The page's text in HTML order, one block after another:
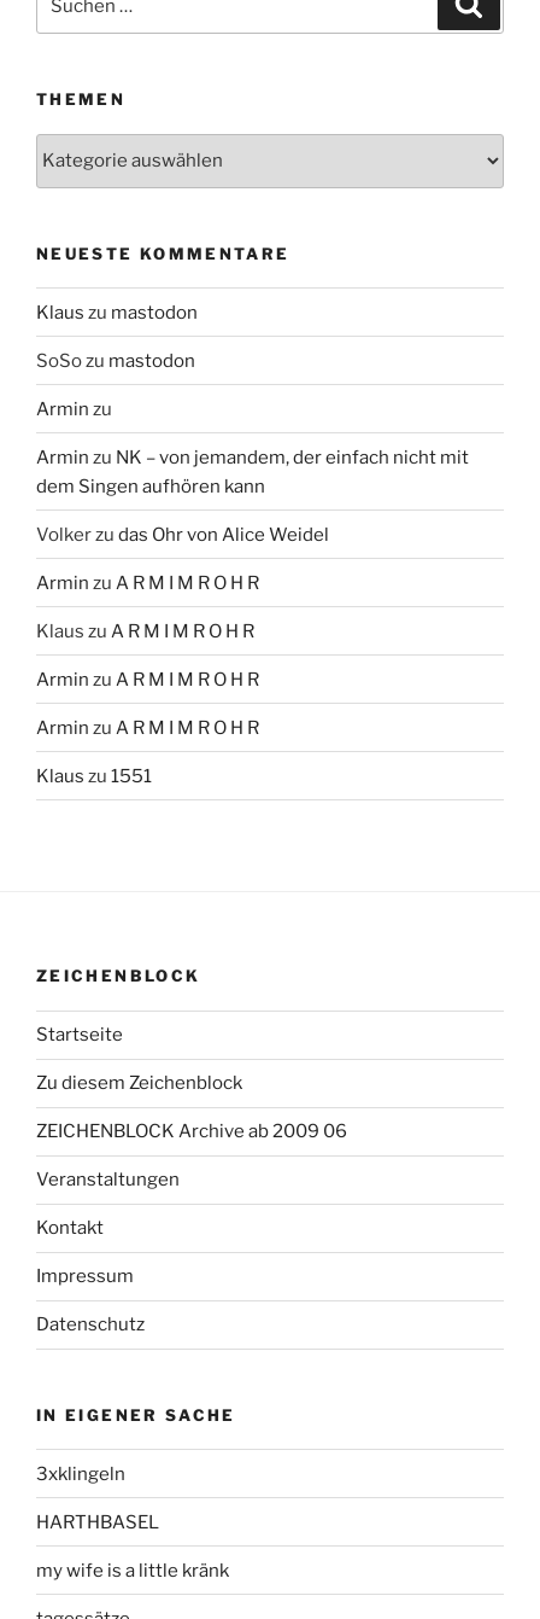
nach:
THEMEN
NEUESTE KOMMENTARE
Klaus zu mastodon
SoSozu mastodon
Armin zu
Armin zu NK – von jemandem, der einfach nicht mit
dem Singen aufhören kann
Volkerzu das Ohr von Alice Weidel
Armin zu A R M I M R O H R
Klaus zu A R M I M R O H R
Armin zu A R M I M R O H R
Armin zu A R M I M R O H R
Klaus zu 1551
ZEICHENBLOCK
Startseite
Zu diesem Zeichenblock
ZEICHENBLOCK Archive ab 2009 06
Veranstaltungen
Kontakt
Impressum
Datenschutz
IN EIGENER SACHE
3xklingeln
HARTHBASEL
my wife is a little kränk